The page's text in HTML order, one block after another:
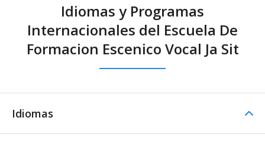
Idiomas y Programas
Internacionales del Escuela De
Formacion Escenico Vocal Ja Sit
Idiomas